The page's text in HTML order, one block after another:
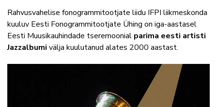
Rahvusvahelise fonogrammitootjate liidu IFPI liikmeskonda
kuuluv Eesti Fonogrammitootjate Ühing on iga-aastasel
Eesti Muusikauhindade tseremoonial parima eesti artisti
Jazzalbumi välja kuulutanud alates 2000 aastast.